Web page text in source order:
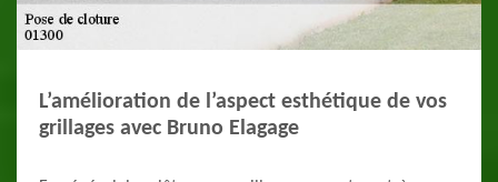
L’amélioration de l’aspect esthétique de vos
grillages avec Bruno Elagage